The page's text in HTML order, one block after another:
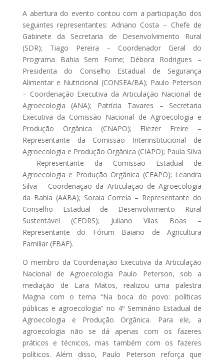
A abertura do evento contou com a participação dos
seguintes representantes: Adriano Costa – Chefe de
Gabinete da Secretaria de Desenvolvimento Rural
(SDR); Tiago Pereira – Coordenador Geral do
Programa Bahia Sem Fome; Débora Rodrigues –
Presidenta do Conselho Estadual de Segurança
Alimentar e Nutricional (CONSEA/BA); Paulo Peterson
– Coordenação Executiva da Articulação Nacional de
Agroecologia (ANA); Patrícia Tavares – Secretaria
Executiva da Comissão Nacional de Agroecologia e
Produção Orgânica (CNAPO); Eliezer Freire –
Representante da Comissão Interinstitucional de
Agroecologia e Produção Orgânica (CIAPO); Paula Silva
– Representante da Comissão Estadual de
Agroecologia e Produção Orgânica (CEAPO); Leandra
Silva – Coordenação da Articulação de Agroecologia
da Bahia (AABA); Soraia Correia – Representante do
Conselho Estadual de Desenvolvimento Rural
Sustentável (CEDRS); Juliano Vilas Boas –
Representante do Fórum Baiano de Agricultura
Familiar (FBAF).
O membro da Coordenação Executiva da Articulação
Nacional de Agroecologia Paulo Peterson, sob a
mediação de Lara Matos, realizou uma palestra
Magna com o tema “Na boca do povo: políticas
públicas e agroecologia” no 4º Seminário Estadual de
Agroecologia e Produção Orgânica. Para ele, a
agroecologia não se dá apenas com os fazeres
práticos e técnicos, mas também com os fazeres
políticos. Além disso, Paulo Peterson reforça que